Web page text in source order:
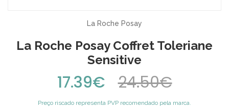
La Roche Posay
La Roche Posay Coffret Toleriane
Sensitive
17.39€ 24.50€
Preço riscado representa PVP recomendado pela marca.